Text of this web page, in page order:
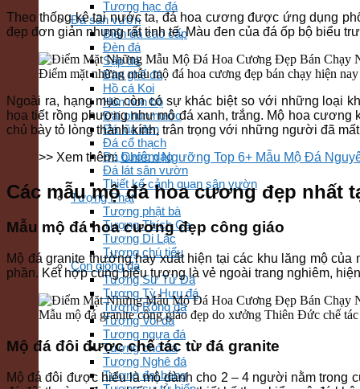
Tượng hạc đá
Đá sân vườn
Biển đá cao cấp
Đèn đá
Sập đá
Bàn ghế đá
Hồ cá Koi
Hòn non bộ
Đài phun nước
Đá lũa đen
Đá cổ thạch
Đá bước dạo
Đá lát sân vườn
Thiết kế cảnh quan sân vườn
Tượng Phật
Tượng phật bà
Tượng Thích Ca
Tượng Di Lặc
Tượng chú tiểu
Con giống đá
Tượng Sư Tử Đá
Tượng Tỳ Hưu đá
Tượng Rồng đá
Tượng Voi đá
Tượng ngựa đá
Tượng chó đá
Tượng Nghê đá
Tượng đại bàng
Theo thống kê tại nước ta, đá hoa cương được ứng dụng
đẹp đơn giản nhưng rất tinh tế. Màu đen của đá ốp bộ biểu
Điểm mặt những mẫu mộ đá hoa cương đẹp bán chạy hiện nay
Ngoài ra, hạng mục còn có sự khác biệt so với những loại
họa tiết rồng phượng như mộ đá xanh, trắng. Mộ hoa
chủ bày tỏ lòng thành kính, trân trọng với những người đã
>> Xem thêm:Chiêm Ngưỡng Top 6+ Mẫu Mộ Đá
Các mẫu mộ đá hoa cương đẹp nhất
Mẫu mộ đá hoa cương đẹp công giáo
Mộ đá granite thường hay xuất hiện tại các khu lăng mộ
phần. Kết hợp cùng biểu tượng là vẻ ngoài trang nghiêm,
Mẫu mộ đá granite công giáo đẹp do xưởng Thiên Đức chế tác
Mộ đá đôi được chế tác từ đá granite
Mộ đá đôi được hiểu là mộ dành cho 2 – 4 người nằm trong